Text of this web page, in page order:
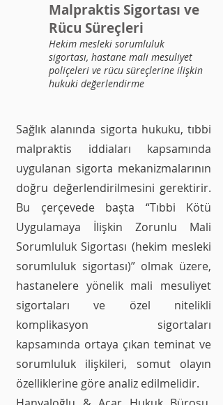
Malpraktis Sigortası ve
Rücu Süreçleri
Hekim mesleki sorumluluk
sigortası, hastane mali mesuliyet
poliçeleri ve rücu süreçlerine ilişkin
hukuki değerlendirme
Sağlık alanında sigorta hukuku, tıbbi
malpraktis iddiaları kapsamında
uygulanan sigorta mekanizmalarının
doğru değerlendirilmesini gerektirir.
Bu çerçevede başta “Tıbbi Kötü
Uygulamaya İlişkin Zorunlu Mali
Sorumluluk Sigortası (hekim mesleki
sorumluluk sigortası)” olmak üzere,
hastanelere yönelik mali mesuliyet
sigortaları ve özel nitelikli
komplikasyon sigortaları
kapsamında ortaya çıkan teminat ve
sorumluluk ilişkileri, somut olayın
özelliklerine göre analiz edilmelidir.